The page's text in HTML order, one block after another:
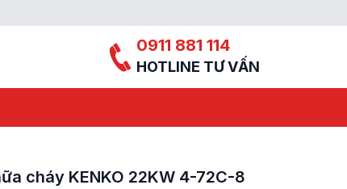
0911 881 114
HOTLINE TƯ VẤN
cháy KENKO 22KW 4-72C-8